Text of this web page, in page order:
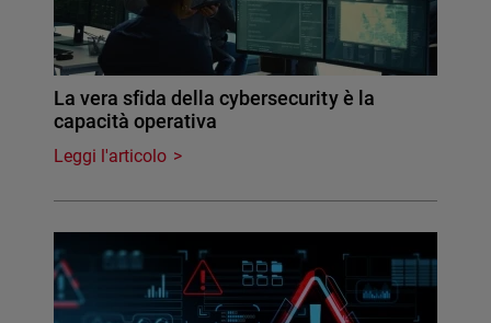
La vera sfida della cybersecurity è la
capacità operativa
Leggi l'articolo